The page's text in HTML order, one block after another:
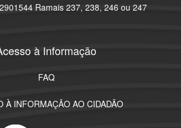
Ramais 237, 238, 246 ou 247
à Informação
FAQ
À INFORMAÇÃO AO CIDADÃO